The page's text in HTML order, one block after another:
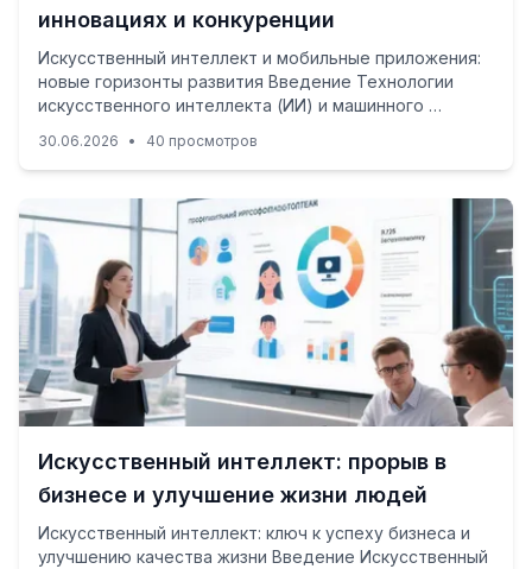
инновациях и конкуренции
Искусственный интеллект и мобильные приложения:
новые горизонты развития Введение Технологии
искусственного интеллекта (ИИ) и машинного …
30.06.2026 • 40 просмотров
Искусственный интеллект: прорыв в
бизнесе и улучшение жизни людей
Искусственный интеллект: ключ к успеху бизнеса и
улучшению качества жизни Введение Искусственный